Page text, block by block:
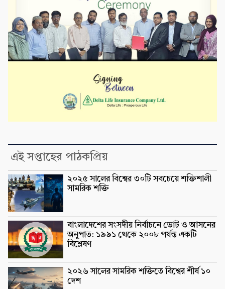
এই সপ্তাহের পাঠকপ্রিয়
২০২৫ সালের বিশ্বের ৩০টি সবচেয়ে শক্তিশালী
সামরিক শক্তি
বাংলাদেশের সংসদীয় নির্বাচনে ভোট ও আসনের
অনুপাত: ১৯৯১ থেকে ২০০৮ পর্যন্ত একটি
বিশ্লেষণ
২০২৬ সালের সামরিক শক্তিতে বিশ্বের শীর্ষ ১০
দেশ